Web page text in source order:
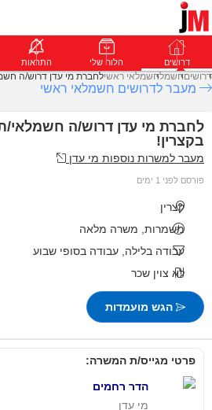
דרושים פרופילים הודעות דרושים הלוח שלי התראות
דרושיםחשמלחשמלאי ראשילחברת מי עדן דרוש/ה
מעבר לדרושים חשמלאי ראשי
לחברת מי עדן דרוש/ה
בקצרין!
מעבר למשרות נוספות מי עדן
פורסם לפני 1 ימים
קצרין
משמרות, משרה מלאה
עבודה בלילה, עבודה בסופי שבוע
לא צוין שכר
הגש מועמדות
פרטי מגייס/ת המשרה:
הדר רחמים
מי עדן